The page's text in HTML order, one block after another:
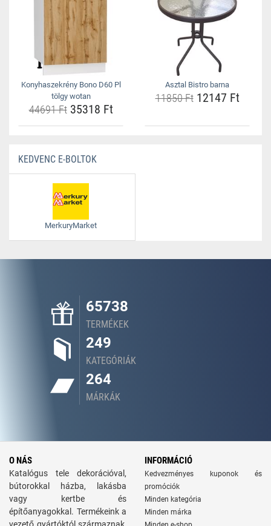
Konyhaszekrény Bono D60 Pl
tölgy wotan
44691 Ft35318 Ft
Asztal Bistro barna
11850 Ft12147 Ft
KEDVENC E-BOLTOK
MerkuryMarket
65738
TERMÉKEK
249
KATEGÓRIÁK
264
MÁRKÁK
O NÁS
Katalógus tele dekorációval,
bútorokkal házba, lakásba
vagy kertbe és
építőanyagokkal. Termékeink a
INFORMÁCIÓ
Kedvezményes kuponok és
promóciók
Minden kategória
Minden márka